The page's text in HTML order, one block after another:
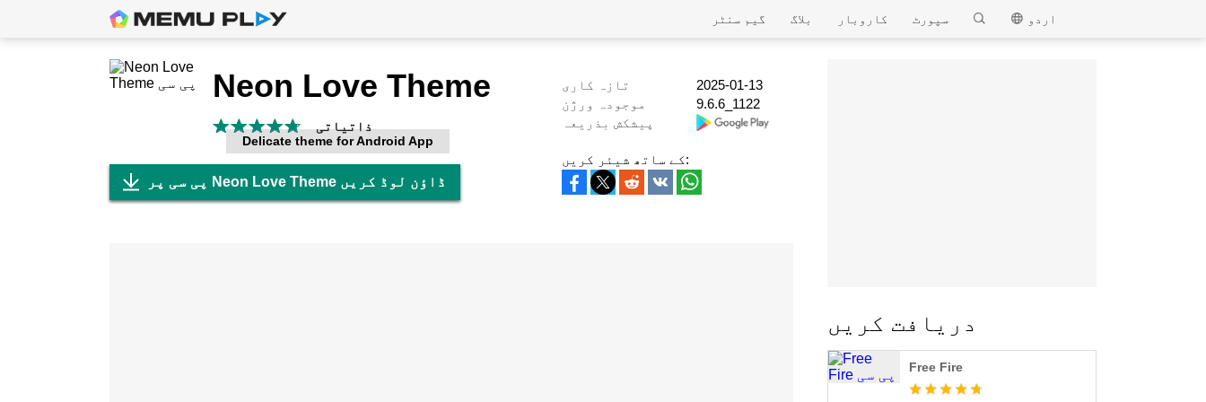
MEmu
اردو سپورٹ کاروبار بلاگ گیم سنٹر
Neon Love Theme
ذاتیاتی
Delicate theme for Android App
تازہ کاری
2025-01-13
موجودہ ورژن
9.6.6_1122
پیشکش بذریعہ
پی سی پر Neon Love Theme ڈاؤن لوڈ کریں
کے ساتھ شیئر کریں:
دریافت کریں
Free Fire